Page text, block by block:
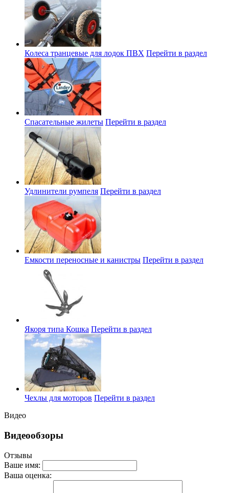
Колеса транцевые для лодок ПВХ Перейти в раздел
Спасательные жилеты Перейти в раздел
Удлинители румпеля Перейти в раздел
Емкости переносные и канистры Перейти в раздел
Якоря типа Кошка Перейти в раздел
Чехлы для моторов Перейти в раздел
Видео
Видеообзоры
Отзывы
Ваше имя:
Ваша оценка: